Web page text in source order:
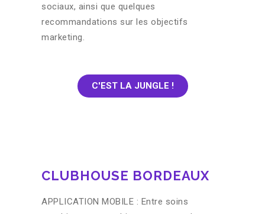
sociaux, ainsi que quelques
recommandations sur les objectifs
marketing.
C'EST LA JUNGLE !
CLUBHOUSE BORDEAUX
APPLICATION MOBILE : Entre soins